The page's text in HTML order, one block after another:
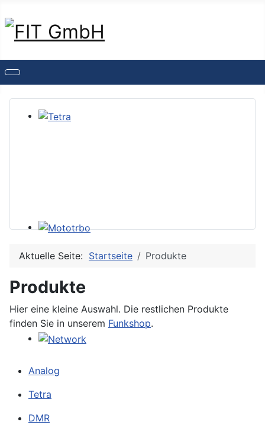
Aktuelle Seite: Startseite Produkte
Produkte
Hier eine kleine Auswahl. Die restlichen Produkte
finden Sie in unserem Funkshop.
Analog
Tetra
DMR